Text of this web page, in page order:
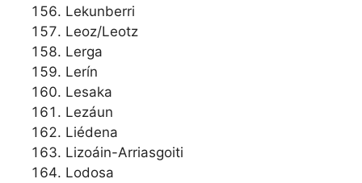
Lekunberri
Leoz/Leotz
Lerga
Lerín
Lesaka
Lezáun
Liédena
Lizoáin-Arriasgoiti
Lodosa